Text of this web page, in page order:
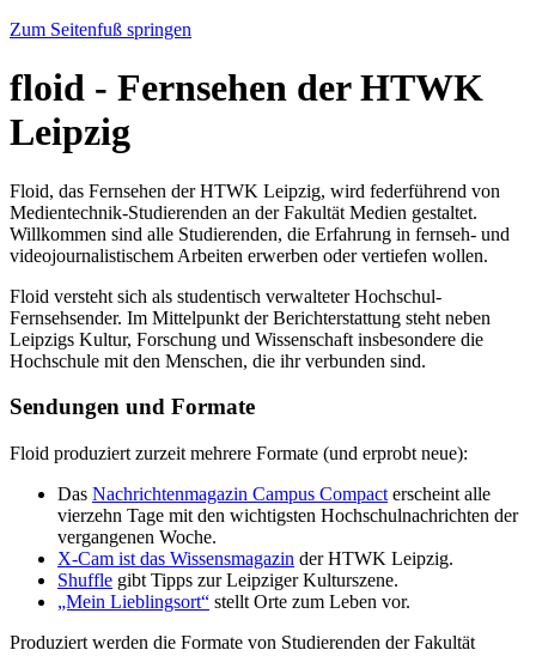
Zum Seitenfuß springen
floid - Fernsehen der HTWK
Leipzig
Floid, das Fernsehen der HTWK Leipzig, wird federführend von
Medientechnik-Studierenden an der Fakultät Medien gestaltet.
Willkommen sind alle Studierenden, die Erfahrung in fernseh- und
videojournalistischem Arbeiten erwerben oder vertiefen wollen.
Floid versteht sich als studentisch verwalteter Hochschul-
Fernsehsender. Im Mittelpunkt der Berichterstattung steht neben
Leipzigs Kultur, Forschung und Wissenschaft insbesondere die
Hochschule mit den Menschen, die ihr verbunden sind.
Sendungen und Formate
Floid produziert zurzeit mehrere Formate (und erprobt neue):
Das Nachrichtenmagazin Campus Compact erscheint alle
vierzehn Tage mit den wichtigsten Hochschulnachrichten der
vergangenen Woche.
X-Cam ist das Wissensmagazin der HTWK Leipzig.
Shuffle gibt Tipps zur Leipziger Kulturszene.
„Mein Lieblingsort“ stellt Orte zum Leben vor.
Produziert werden die Formate von Studierenden der Fakultät